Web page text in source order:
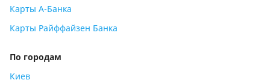
Карты А-Банка
Карты Райффайзен Банка
По городам
Киев